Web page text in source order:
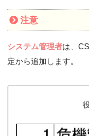
注意
システム管理者は、
定から追加します。